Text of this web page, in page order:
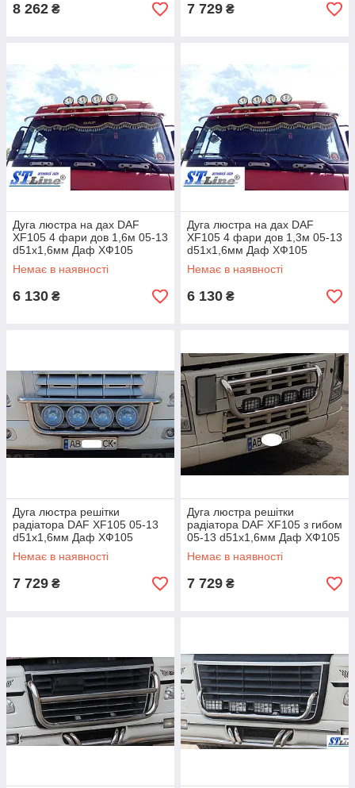
8 262 ₴ 7 729 ₴
Дуга люстра на дах DAF
XF105 4 фари дов 1,6м 05-13
d51х1,6мм Даф ХФ105
Немає в наявності
6 130 ₴
Дуга люстра на дах DAF
XF105 4 фари дов 1,3м 05-13
d51х1,6мм Даф ХФ105
Немає в наявності
6 130 ₴
Дуга люстра решітки
радіатора DAF XF105 05-13
d51х1,6мм Даф ХФ105
Немає в наявності
7 729 ₴
Дуга люстра решітки
радіатора DAF XF105 з гибом
05-13 d51х1,6мм Даф ХФ105
Немає в наявності
7 729 ₴